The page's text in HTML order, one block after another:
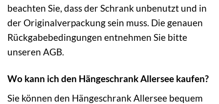
beachten Sie, dass der Schrank unbenutzt und in
der Originalverpackung sein muss. Die genauen
Rückgabebedingungen entnehmen Sie bitte
unseren AGB.
Wo kann ich den Hängeschrank Allersee kaufen?
Sie können den Hängeschrank Allersee bequem